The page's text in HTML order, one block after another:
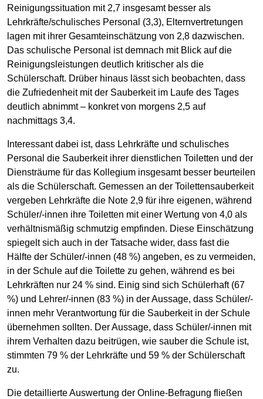
Reinigungssituation mit 2,7 insgesamt besser als
Lehrkräfte/schulisches Personal (3,3), Elternvertretungen
lagen mit ihrer Gesamteinschätzung von 2,8 dazwischen.
Das schulische Personal ist demnach mit Blick auf die
Reinigungsleistungen deutlich kritischer als die
Schülerschaft. Drüber hinaus lässt sich beobachten, dass
die Zufriedenheit mit der Sauberkeit im Laufe des Tages
deutlich abnimmt – konkret von morgens 2,5 auf
nachmittags 3,4.
Interessant dabei ist, dass Lehrkräfte und schulisches
Personal die Sauberkeit ihrer dienstlichen Toiletten und der
Diensträume für das Kollegium insgesamt besser beurteilen
als die Schülerschaft. Gemessen an der Toilettensauberkeit
vergeben Lehrkräfte die Note 2,9 für ihre eigenen, während
Schüler/-innen ihre Toiletten mit einer Wertung von 4,0 als
verhältnismäßig schmutzig empfinden. Diese Einschätzung
spiegelt sich auch in der Tatsache wider, dass fast die
Hälfte der Schüler/-innen (48 %) angeben, es zu vermeiden,
in der Schule auf die Toilette zu gehen, während es bei
Lehrkräften nur 24 % sind. Einig sind sich Schülerhaft (67
%) und Lehrer/-innen (83 %) in der Aussage, dass Schüler/-
innen mehr Verantwortung für die Sauberkeit in der Schule
übernehmen sollten. Der Aussage, dass Schüler/-innen mit
ihrem Verhalten dazu beitrügen, wie sauber die Schule ist,
stimmten 79 % der Lehrkräfte und 59 % der Schülerschaft
zu.
Die detaillierte Auswertung der Online-Befragung fließen